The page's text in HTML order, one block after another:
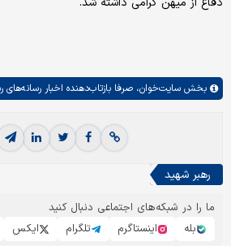
بخش سایت‌خوان، صرفا بازتاب‌دهنده اخبار
رهبر شهید
ما را در شبکه‌های اجتماعی دنبال کنید
بله
اینستاگرم تلگرام ایکس